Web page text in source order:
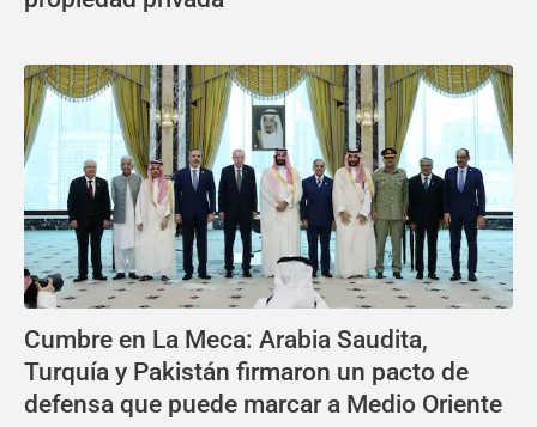
Cumbre en La Meca: Arabia Saudita,
Turquía y Pakistán firmaron un pacto de
defensa que puede marcar a Medio Oriente